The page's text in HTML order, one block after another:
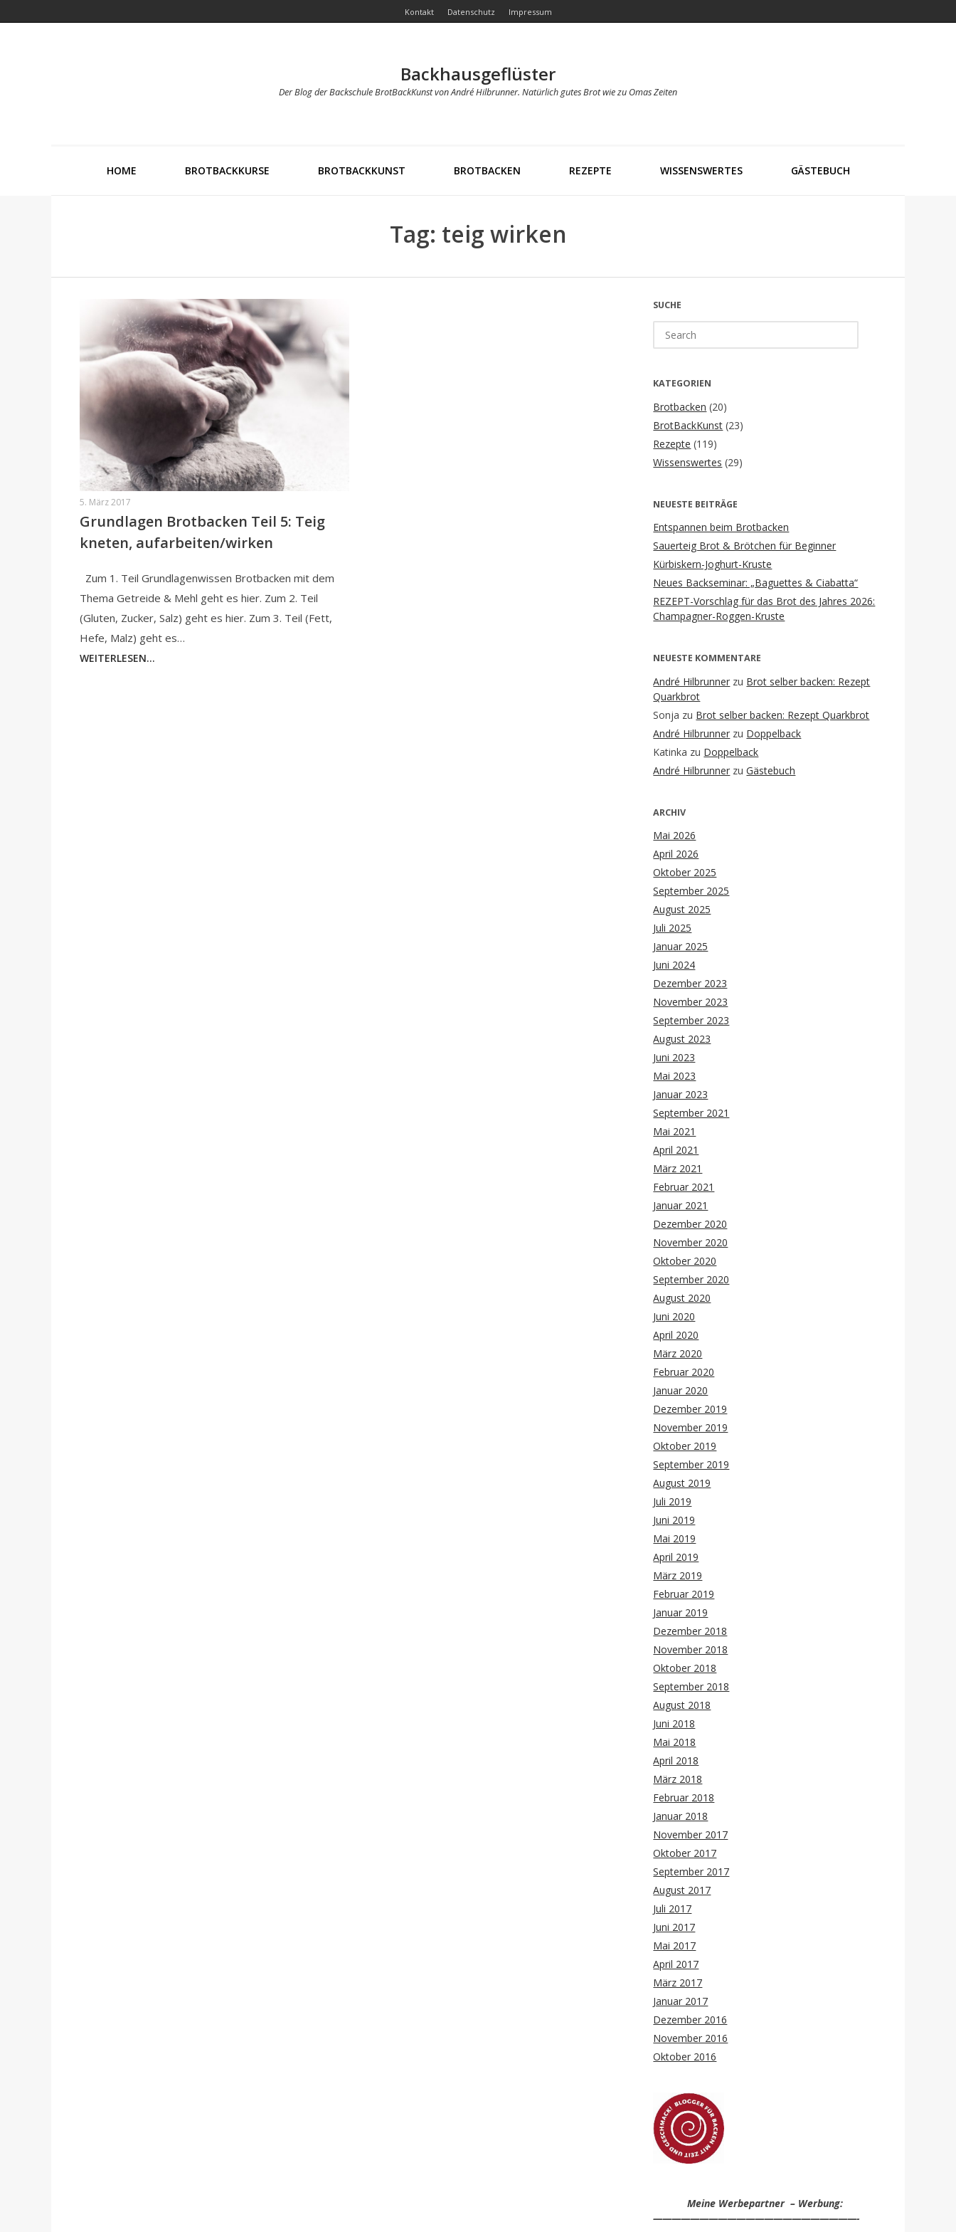
Kontakt Datenschutz Impressum
Backhausgeflüster
Der Blog der Backschule BrotBackKunst von André Hilbrunner. Natürlich gutes Brot wie zu Omas Zeiten
HOME BROTBACKKURSE BROTBACKKUNST BROTBACKEN REZEPTE WISSENSWERTES GÄSTEBUCH
Tag: teig wirken
5. März 2017
Grundlagen Brotbacken Teil 5: Teig
kneten, aufarbeiten/wirken
Zum 1. Teil Grundlagenwissen Brotbacken mit dem
Thema Getreide & Mehl geht es hier. Zum 2. Teil
(Gluten, Zucker, Salz) geht es hier. Zum 3. Teil (Fett,
Hefe, Malz) geht es…
WEITERLESEN...
SUCHE
for:
KATEGORIEN
Brotbacken (20)
BrotBackKunst (23)
Rezepte (119)
Wissenswertes (29)
NEUESTE BEITRÄGE
Entspannen beim Brotbacken
Sauerteig Brot & Brötchen für Beginner
Kürbiskern-Joghurt-Kruste
Neues Backseminar: „Baguettes & Ciabatta“
REZEPT-Vorschlag für das Brot des Jahres 2026:
Champagner-Roggen-Kruste
NEUESTE KOMMENTARE
André Hilbrunner zu Brot selber backen: Rezept
Quarkbrot
Sonja zu Brot selber backen: Rezept Quarkbrot
André Hilbrunner zu Doppelback
Katinka zu Doppelback
André Hilbrunner zuGästebuch
ARCHIV
Mai 2026
April 2026
Oktober 2025
September 2025
August 2025
Juli 2025
Januar 2025
Juni 2024
Dezember 2023
November 2023
September 2023
August 2023
Juni 2023
Mai 2023
Januar 2023
September 2021
Mai 2021
April 2021
März 2021
Februar 2021
Januar 2021
Dezember 2020
November 2020
Oktober 2020
September 2020
August 2020
Juni 2020
April 2020
März 2020
Februar 2020
Januar 2020
Dezember 2019
November 2019
Oktober 2019
September 2019
August 2019
Juli 2019
Juni 2019
Mai 2019
April 2019
März 2019
Februar 2019
Januar 2019
Dezember 2018
November 2018
Oktober 2018
September 2018
August 2018
Juni 2018
Mai 2018
April 2018
März 2018
Februar 2018
Januar 2018
November 2017
Oktober 2017
September 2017
August 2017
Juli 2017
Juni 2017
Mai 2017
April 2017
März 2017
Januar 2017
Dezember 2016
November 2016
Oktober 2016
Meine Werbepartner – Werbung:
——————————————————————-